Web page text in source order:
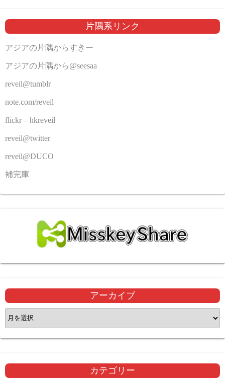
片隅系リンク
アジアの片隅からすきー
アジアの片隅から@seesaa
reveil@tumblr
note.com/reveil
flickr – hkreveil
reveil@twitter
reveil@DUCO
補完庫
アーカイブ
ア
ー
カ
ブ
カテゴリー